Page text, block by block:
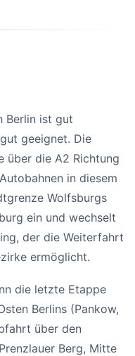
Berlin ist gut
geeignet. Die
über die A2 Richtung
in diesem
Wolfsburgs
ein und wechselt
der die Weiterfahrt
ermöglicht.
die letzte Etappe
Berlins (Pankow,
über den
Berg, Mitte